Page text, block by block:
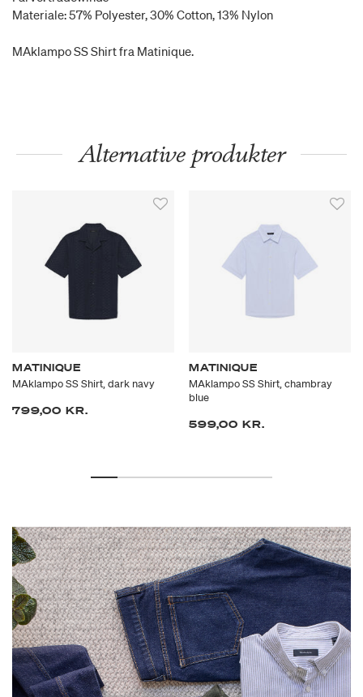
Materiale: 57% Polyester, 30% Cotton, 13% Nylon
MAklampo SS Shirt fra Matinique.
Alternative produkter
MATINIQUE
MAklampo SS Shirt, dark navy
799,00 KR.
MATINIQUE
MAklampo SS Shirt, chambray
blue
599,00 KR.